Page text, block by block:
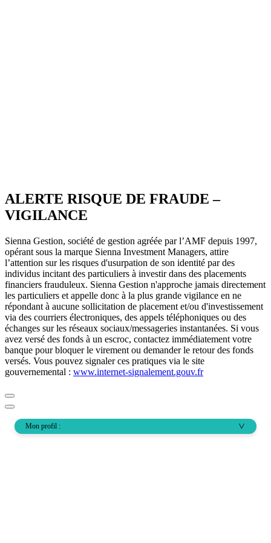
ALERTE RISQUE DE FRAUDE –
VIGILANCE
Sienna Gestion, société de gestion agréée par l’AMF depuis 1997,
opérant sous la marque Sienna Investment Managers, attire
l’attention sur les risques d'usurpation de son identité par des
individus incitant des particuliers à investir dans des placements
financiers frauduleux. Sienna Gestion n'approche jamais directement
les particuliers et appelle donc à la plus grande vigilance en ne
répondant à aucune sollicitation de placement et/ou d'investissement
via des courriers électroniques, des appels téléphoniques ou des
échanges sur les réseaux sociaux/messageries instantanées. Si vous
avez versé des fonds à un escroc, contactez immédiatement votre
banque pour bloquer le virement ou demander le retour des fonds
versés. Vous pouvez signaler ces pratiques via le site
gouvernemental : www.internet-signalement.gouv.fr
Mon profil :